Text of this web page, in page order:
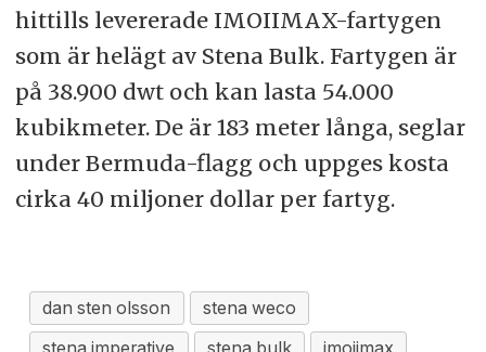
hittills levererade IMOIIMAX-fartygen
som är helägt av Stena Bulk. Fartygen är
på 38.900 dwt och kan lasta 54.000
kubikmeter. De är 183 meter långa, seglar
under Bermuda-flagg och uppges kosta
cirka 40 miljoner dollar per fartyg.
dan sten olsson
stena weco